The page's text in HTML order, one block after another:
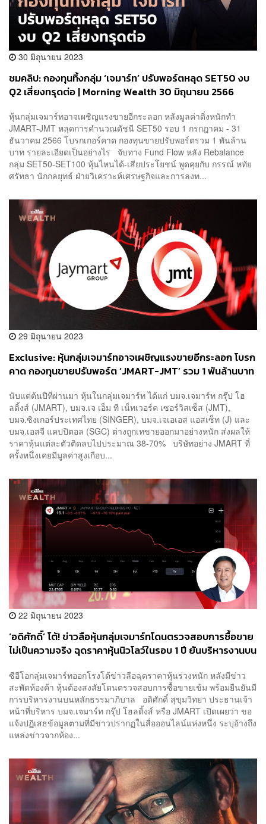
30 มิถุนายน 2023
ชมคลิป: กองทุนทิ้งกลุ่ม ‘เจมาร์ท’ ปรับพอร์ตหลุด SET50 งบ
Q2 เสี่ยงทรุดต่อ | Morning Wealth 30 มิถุนายน 2566
หุ้นกลุ่มเจมาร์ทอาจเผชิญแรงขายอีกระลอก หลังมูลค่าดิ่งหนักทำ
JMART-JMT หลุดการคำนวณดัชนี SET50 รอบ 1 กรกฎาคม - 31
ธันวาคม 2566 โบรกเกอร์คาด กองทุนขายปรับพอร์ตรวม 1 พันล้าน
บาท รายละเอียดเป็นอย่างไร จับทาง Fund Flow หลัง Rebalance
กลุ่ม SET50-SET100 หุ้นไหนได้-เสียประโยชน์ พูดคุยกับ กรรณ์ หทัย
ศรัทธา นักกลยุทธ์ ฝ่ายวิเคราะห์เศรษฐกิจและการลงท...
29 มิถุนายน 2023
Exclusive: หุ้นกลุ่มเจมาร์ทอาจเผชิญแรงขายอีกระลอก โบรก
คาด กองทุนขายปรับพอร์ต ‘JMART-JMT’ รวม 1 พันล้านบาท
นับแต่ต้นปีที่ผ่านมา หุ้นในกลุ่มเจมาร์ท ได้แก่ บมจ.เจมาร์ท กรุ๊ป โฮ
ลดิ้งส์ (JMART), บมจ.เจ เอ็ม ที เน็ทเวอร์ค เซอร์วิสเซ็ส (JMT),
บมจ.ซิงเกอร์ประเทศไทย (SINGER), บมจ.เจเอเอส แอสเซ็ท (J) และ
บมจ.เอสจี แคปปิตอล (SGC) ต่างถูกเทขายออกมาอย่างหนัก ส่งผลให้
ราคาหุ้นแต่ละตัวติดลบไปประมาณ 38-70% บริษัทอย่าง JMART ที่
ครั้งหนึ่งเคยมีมูลค่าสูงเกือบ...
22 มิถุนายน 2023
‘อดิศักดิ์’ โต้! ข่าวลือหุ้นกลุ่มเจมาร์ทโดนตรวจสอบการซื้อขาย
ไม่เป็นความจริง ฉุดราคาหุ้นนิวโลว์ในรอบ 1 ปี ยันบริหารงานบน
ซีอีโอกลุ่มเจมาร์ทออกโรงโต้ข่าวลือฉุดราคาหุ้นร่วงหนัก หลังมีข่าว
สะพัดห้องค้า หุ้นต้องสงสัยโดนตรวจสอบการซื้อขายเข้ม พร้อมยืนยันมี
การบริหารงานบนหลักธรรมาภิบาล อดิศักดิ์ สุขุมวิทยา ประธานเจ้า
หน้าที่บริหาร บมจ.เจมาร์ท กรุ๊ป โฮลดิ้งส์ หรือ JMART เปิดเผยว่า ขอ
แจ้งปฏิเสธข้อมูลตามที่มีข่าวปรากฏในสื่อออนไลน์แห่งหนึ่ง ระบุอ้างถึง
แหล่งข่าวจากห้อง...